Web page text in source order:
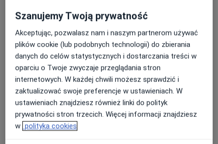
Centrum Medyczne PROFILAKTYKA
Pulmonologia, Kardiologia, Urologia·Więcej
1416 opinii
ul. Józefa Piłsudskiego 129, Ruda Śląska •Mapa
Szanujemy Twoją prywatność
Akceptując, pozwalasz nam i naszym partnerom używać
plików cookie (lub podobnych technologii) do zbierania
danych do celów statystycznych i dostarczania treści w
oparciu o Twoje zwyczaje przeglądania stron
internetowych. W każdej chwili możesz sprawdzić i
zaktualizować swoje preferencje w ustawieniach. W
ustawieniach znajdziesz również linki do polityk
prywatności stron trzecich. Więcej informacji znajdziesz
w polityka cookies